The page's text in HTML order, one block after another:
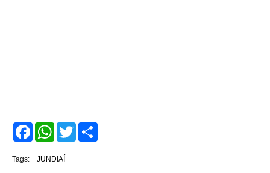
F
a
W
h
t
T
w
Tags: JUNDIAÍ